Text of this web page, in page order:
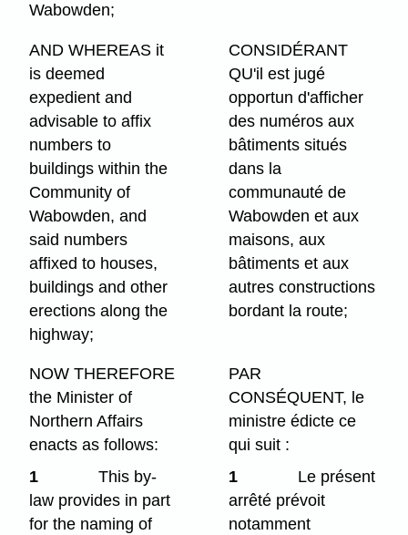
Wabowden;
AND WHEREAS it
is deemed
expedient and
advisable to affix
numbers to
buildings within the
Community of
Wabowden, and
said numbers
affixed to houses,
buildings and other
erections along the
highway;
CONSIDÉRANT
QU'il est jugé
opportun d'afficher
des numéros aux
bâtiments situés
dans la
communauté de
Wabowden et aux
maisons, aux
bâtiments et aux
autres constructions
bordant la route;
NOW THEREFORE
the Minister of
Northern Affairs
enacts as follows:
1
This by-
law provides in part
for the naming of
PAR
CONSÉQUENT, le
ministre édicte ce
qui suit :
1
Le présent
arrêté prévoit
notamment